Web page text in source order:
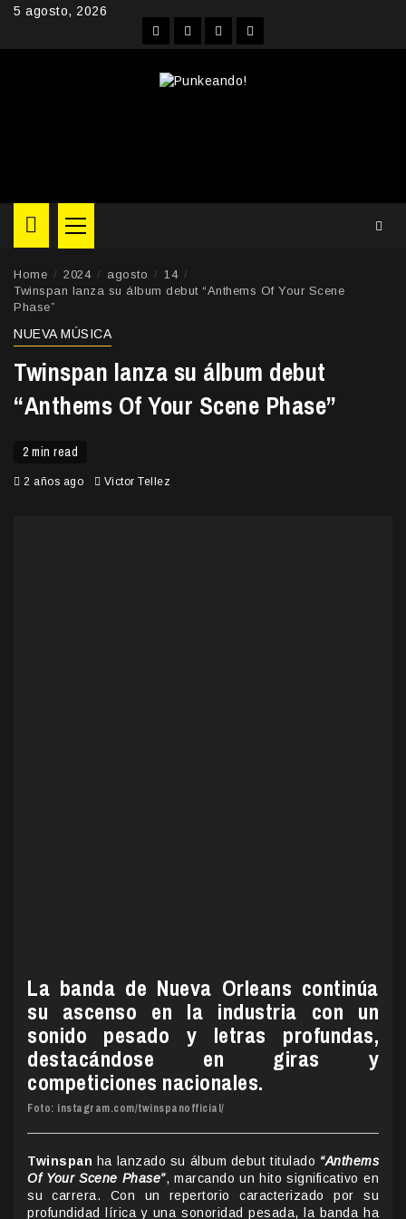
Skip5 agosto, 2026
FacebookInstagram
YouTubeTwitter
Primary
Menu
Home 2024 agosto
14
Twinspan lanza su álbum debut “Anthems Of Your Scene
Phase”
NUEVA MÚSICA
Twinspan lanza su álbum debut
“Anthems Of Your Scene Phase”
2 min read
2 años ago Victor Tellez
La banda de Nueva Orleans continúa
su ascenso en la industria con un
sonido pesado y letras profundas,
destacándose en giras y
competiciones nacionales.
Foto: instagram.com/twinspanofficial/
Twinspan ha lanzado su álbum debut titulado “Anthems
Of Your Scene Phase”, marcando un hito significativo en
su carrera. Con un repertorio caracterizado por su
profundidad lírica y una sonoridad pesada, la banda ha